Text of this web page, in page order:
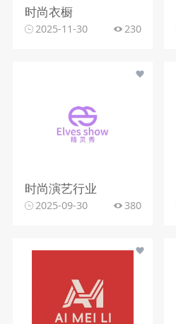
时尚衣橱
2025-11-30 230
时尚演艺行业
2025-09-30 380